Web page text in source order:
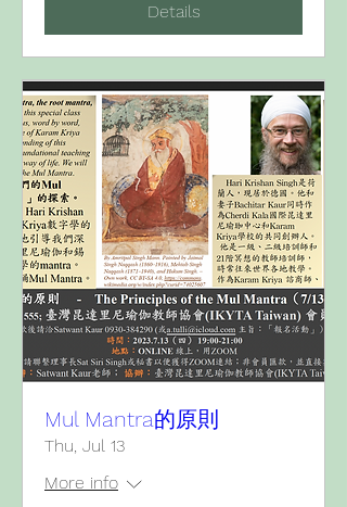
Details
Mul Mantra的原則
Thu, Jul 13
More info